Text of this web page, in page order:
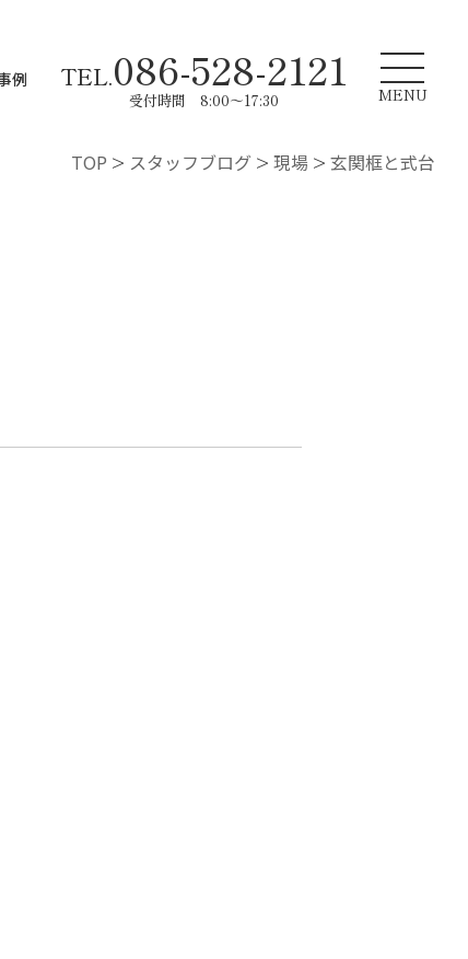
例 TEL.086-528-2121
受付時間 8:00～17:30 MENU
TOP > スタッフブログ > 現場 > 玄関框と式台